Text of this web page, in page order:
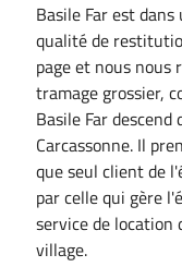
Basile Far est
qualité de
page et nous nous
tramage grossier,
Basile Far
Carcassonne. Il
que seul client de
par celle qui gère
service de location
village.